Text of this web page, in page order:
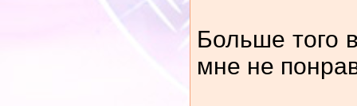
Больше того
мне не